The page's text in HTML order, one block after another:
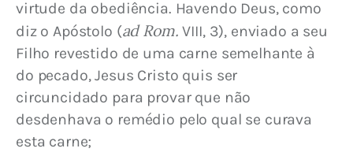
virtude da obediência. Havendo Deus, como
diz o Apóstolo (ad Rom. VIII, 3), enviado a seu
Filho revestido de uma carne semelhante à
do pecado, Jesus Cristo quis ser
circuncidado para provar que não
desdenhava o remédio pelo qual se curava
esta carne;